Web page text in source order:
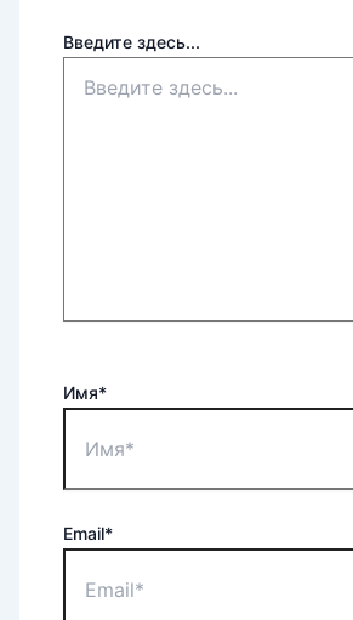
Введите здесь...
Имя*
Email*